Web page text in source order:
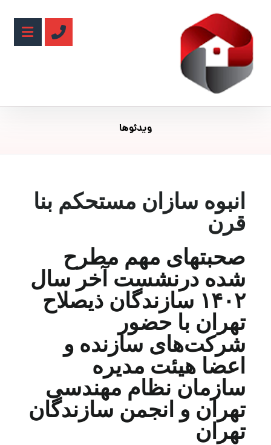
ویدئوها
انبوه سازان مستحکم بنا
قرن
صحبتهای مهم مطرح
شده درنشست آخر سال
۱۴۰۲ سازندگان ذیصلاح
تهران با حضور
شرکت‌های سازنده و
اعضا هیئت مدیره
سازمان نظام مهندسی
تهران و انجمن سازندگان
تهران